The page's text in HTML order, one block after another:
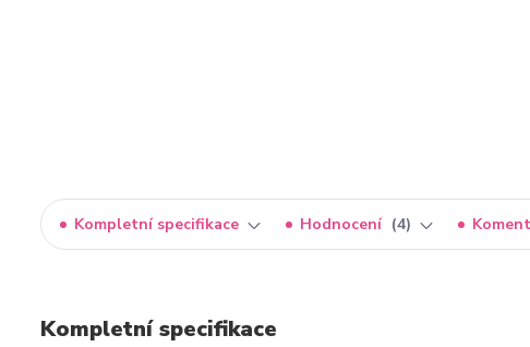
Kompletní specifikace Hodnocení 4
Kompletní specifikace